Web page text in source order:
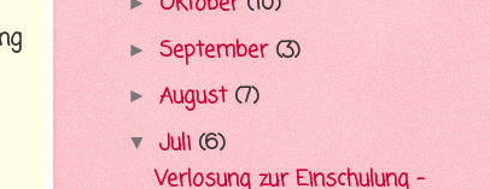
► September (3)
► August (7)
▼ Juli (6)
Verlosung zur Einschulung -